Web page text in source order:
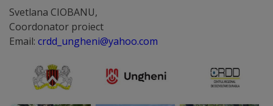
Galerii
foto
Administrație
Primărie
Svetlana CIOBANU,
Coordonator proiect
Email: crdd_ungheni@yahoo.com